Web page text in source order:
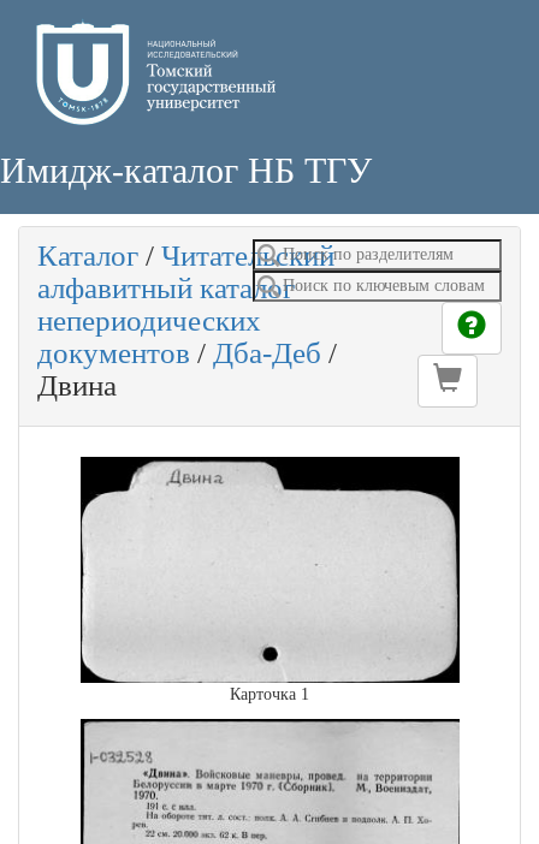
Имидж-каталог НБ ТГУ
Каталог / Читательский
алфавитный каталог
непериодических
документов / Дба-Деб /
Двина
Карточка 1